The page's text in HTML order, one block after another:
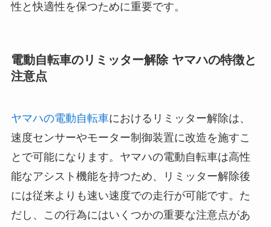
性と快適性を保つために重要です。
電動自転車のリミッター解除 ヤマハの特徴と
注意点
ヤマハの電動自転車におけるリミッター解除は、
速度センサーやモーター制御装置に改造を施すこ
とで可能になります。ヤマハの電動自転車は高性
能なアシスト機能を持つため、リミッター解除後
には従来よりも速い速度での走行が可能です。た
だし、この行為にはいくつかの重要な注意点があ